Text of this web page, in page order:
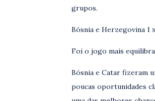
grupos.
Bósnia e Herzegovina 1
Foi o jogo mais
Bósnia e Catar fizeram
poucas oportunidades